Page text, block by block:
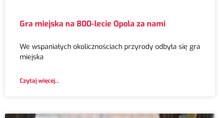
Gra miejska na 800-lecie Opola za nami
We wspaniałych okolicznościach przyrody odbyła się gra
miejska
Czytaj więcej...